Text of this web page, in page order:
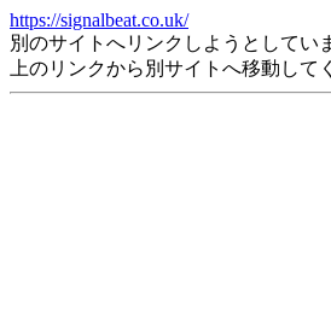
https://signalbeat.co.uk/
別のサイトへリンクしようとしてい
上のリンクから別サイトへ移動して